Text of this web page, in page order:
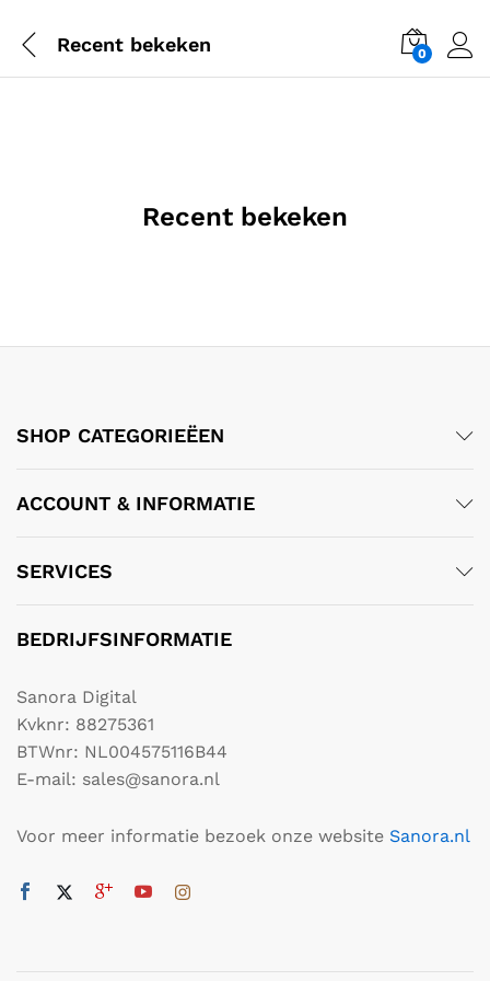
Recent bekeken 0
Recent bekeken
SHOP CATEGORIEËEN
ACCOUNT & INFORMATIE
SERVICES
BEDRIJFSINFORMATIE
Sanora Digital
Kvknr: 88275361
BTWnr: NL004575116B44
E-mail: sales@sanora.nl
Voor meer informatie bezoek onze website Sanora.nl